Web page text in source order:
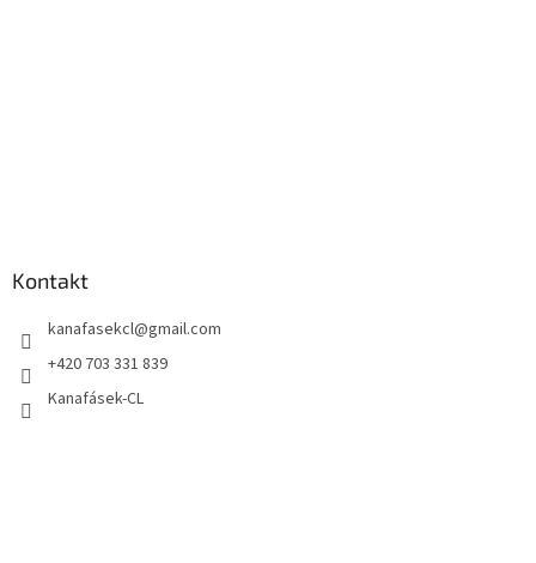
Kontakt
kanafasekcl@gmail.com
+420 703 331 839
Kanafásek-CL